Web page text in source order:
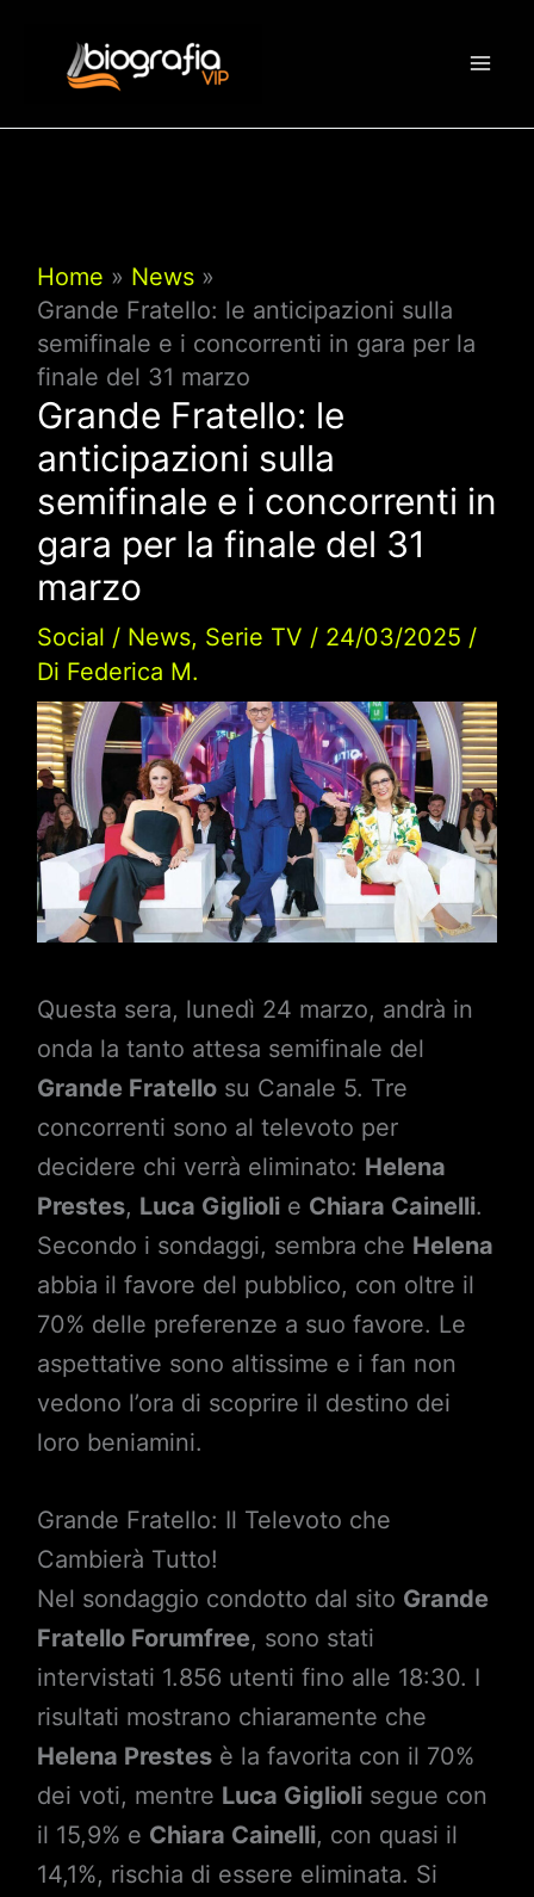
contenuto
Home
News
Grande Fratello: le anticipazioni sulla
semifinale e i concorrenti in gara per la
finale del 31 marzo
Grande Fratello: le
anticipazioni sulla
semifinale e i concorrenti in
gara per la finale del 31
marzo
Social / News, Serie TV / 24/03/2025 /
Di Federica M.
Questa sera, lunedì 24 marzo, andrà in
onda la tanto attesa semifinale del
Grande Fratellosu Canale 5. Tre
concorrenti sono al televoto per
decidere chi verrà eliminato: Helena
Prestes, Luca Gigliolie Chiara Cainelli.
Secondo i sondaggi, sembra che Helena
abbia il favore del pubblico, con oltre il
70% delle preferenze a suo favore. Le
aspettative sono altissime e i fan non
vedono l’ora di scoprire il destino dei
loro beniamini.
Grande Fratello: Il Televoto che
Cambierà Tutto!
Nel sondaggio condotto dal sito Grande
Fratello Forumfree, sono stati
intervistati 1.856 utenti fino alle 18:30. I
risultati mostrano chiaramente che
Helena Prestesè la favorita con il 70%
dei voti, mentre Luca Gigliolisegue con
il 15,9% e Chiara Cainelli, con quasi il
14,1%, rischia di essere eliminata. Si